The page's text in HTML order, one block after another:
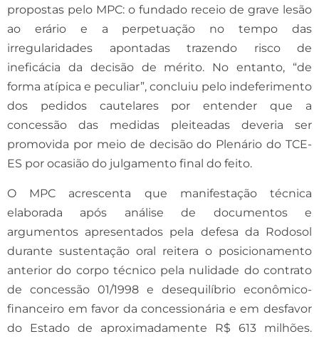
propostas pelo MPC: o fundado receio de grave lesão
ao erário e a perpetuação no tempo das
irregularidades apontadas trazendo risco de
ineficácia da decisão de mérito. No entanto, “de
forma atípica e peculiar”, concluiu pelo indeferimento
dos pedidos cautelares por entender que a
concessão das medidas pleiteadas deveria ser
promovida por meio de decisão do Plenário do TCE-
ES por ocasião do julgamento final do feito.
O MPC acrescenta que manifestação técnica
elaborada após análise de documentos e
argumentos apresentados pela defesa da Rodosol
durante sustentação oral reitera o posicionamento
anterior do corpo técnico pela nulidade do contrato
de concessão 01/1998 e desequilíbrio econômico-
financeiro em favor da concessionária e em desfavor
do Estado de aproximadamente R$ 613 milhões.